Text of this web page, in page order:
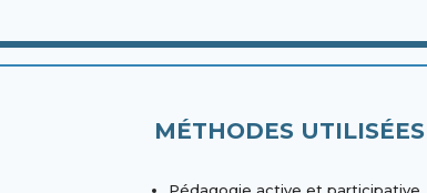
MÉTHODES UTILISÉES